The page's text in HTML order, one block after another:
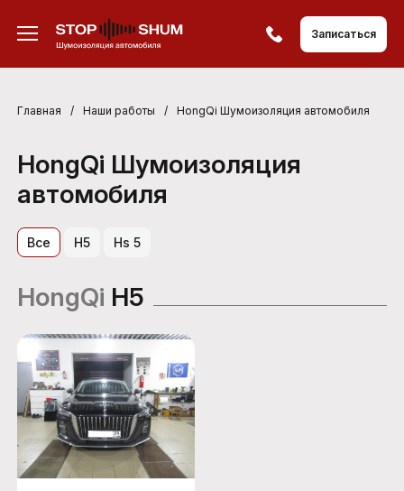
Записаться
Главная / Наши работы / HongQi Шумоизоляция автомобиля
HongQi Шумоизоляция
автомобиля
Все H5 Hs 5
HongQi H5